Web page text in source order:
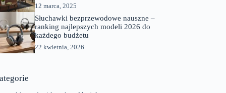
12 marca, 2025
Słuchawki bezprzewodowe nauszne –
ranking najlepszych modeli 2026 do
każdego budżetu
22 kwietnia, 2026